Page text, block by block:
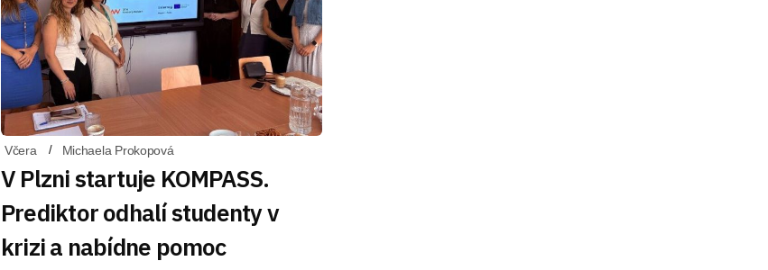
Včera Michaela Prokopová
V Plzni startuje KOMPASS.
Prediktor odhalí studenty v
krizi a nabídne pomoc